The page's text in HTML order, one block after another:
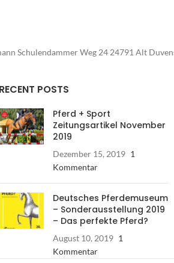
Schulendammer Weg 24 24791 Alt
RECENT POSTS
Pferd + Sport
Zeitungsartikel November
2019
Dezember 15, 2019 1
Kommentar
Deutsches Pferdemuseum
– Sonderausstellung 2019
– Das perfekte Pferd?
August 10, 2019 1
Kommentar